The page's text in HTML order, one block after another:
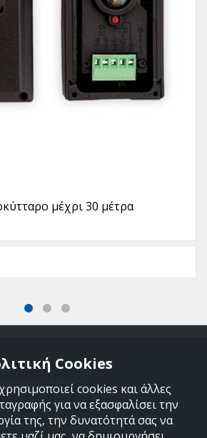
μέχρι 30 μέτρα
11
Αθήνα
Cookies
cookies και άλλες
για να εξασφαλίσει την
της, την δυνατότητά σας να